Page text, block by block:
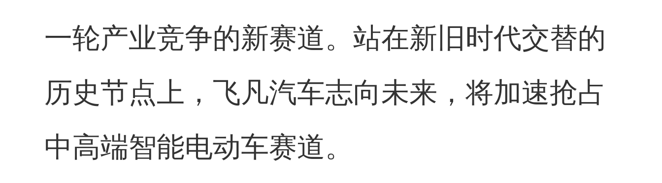
一轮产业竞争的新赛道。站在新旧时代交替的
历史节点上，飞凡汽车志向未来，将加速抢占
中高端智能电动车赛道。